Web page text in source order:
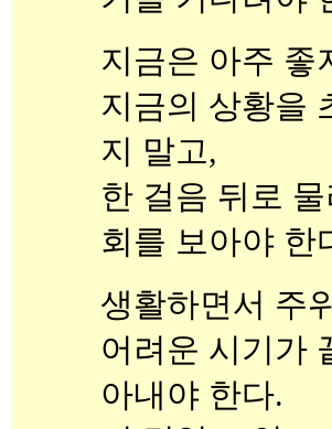
지금은 아주 좋
지금의 상황을
지 말고,
한 걸음 뒤로
회를 보아야 한
생활하면서 주
어려운 시기가
아내야 한다.